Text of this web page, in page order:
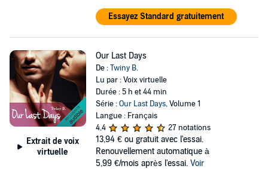
Essayez Standard gratuitement
Extrait de voix
virtuelle
Our Last Days
De :Twiny B.
Lu par : Voix virtuelle
Durée : 5 h et 44 min
Série :Our Last Days, Volume 1
Langue : Français
4,4
27 notations
13,94 € ou gratuit avec l'essai.
Renouvellement automatique à
5,99 €/mois après l'essai. Voir